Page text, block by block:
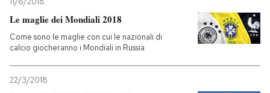
Le maglie dei Mondiali 2018
Come sono le maglie con cui le nazionali di
calcio giocheranno i Mondiali in Russia
22/3/2018